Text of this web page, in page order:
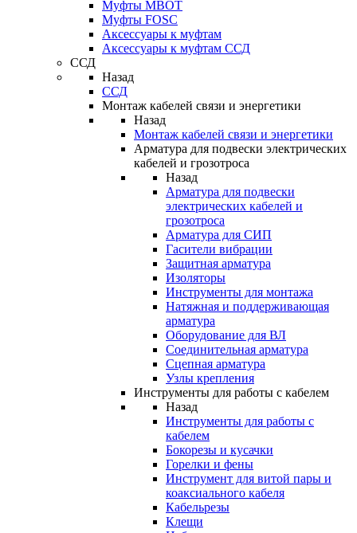
Муфты МВОТ
Муфты FOSC
Аксессуары к муфтам
Аксессуары к муфтам ССД
ССД
Назад
ССД
Монтаж кабелей связи и энергетики
Назад
Монтаж кабелей связи и энергетики
Арматура для подвески электрических
кабелей и грозотроса
Назад
Арматура для подвески
электрических кабелей и
грозотроса
Арматура для СИП
Гасители вибрации
Защитная арматура
Изоляторы
Инструменты для монтажа
Натяжная и поддерживающая
арматура
Оборудование для ВЛ
Соединительная арматура
Сцепная арматура
Узлы крепления
Инструменты для работы с кабелем
Назад
Инструменты для работы с
кабелем
Бокорезы и кусачки
Горелки и фены
Инструмент для витой пары и
коаксиального кабеля
Кабельрезы
Клещи